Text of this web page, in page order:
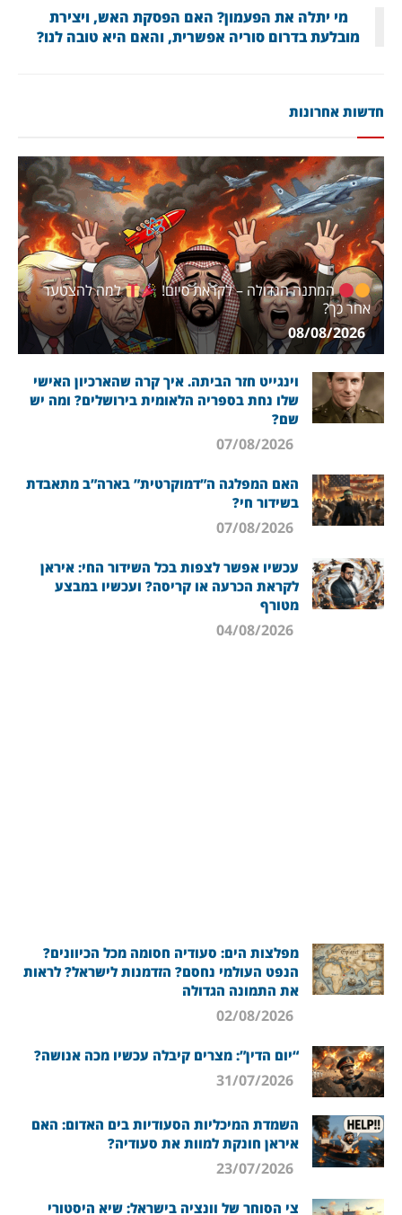
מי יתלה את הפעמון? האם הפסקת האש, ויצירת
מובלעת בדרום סוריה אפשרית, והאם היא טובה לנו?
חדשות אחרונות
המתנה הגדולה – לקראת סיום!
למה להצטער
אחר כך?
08/08/2026
וינגייט חזר הביתה. איך קרה שהארכיון האישי
שלו נחת בספריה הלאומית בירושלים? ומה יש
שם?
האם המפלגה ה”דמוקרטית” בארה”ב מתאבדת
בשידור חי?
עכשיו אפשר לצפות בכל השידור החי: איראן
לקראת הכרעה או קריסה? ועכשיו במבצע
מטורף
מפלצות הים: סעודיה חסומה מכל הכיוונים?
הנפט העולמי נחסם? הזדמנות לישראל? לראות
את התמונה הגדולה
“יום הדין”: מצרים קיבלה עכשיו מכה אנושה?
השמדת המיכליות הסעודיות בים האדום: האם
איראן חונקת למוות את סעודיה?
צי הסוחר של וונציה בישראל: שיא היסטורי